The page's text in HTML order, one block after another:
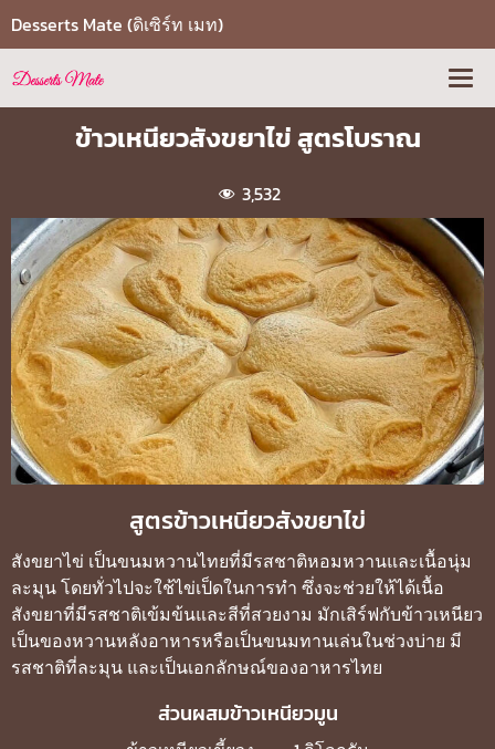
Desserts Mate (ดิเซิร์ท เมท)
ข้าวเหนียวสังขยาไข่ สูตรโบราณ
3,532
สูตรข้าวเหนียวสังขยาไข่
สังขยาไข่ เป็นขนมหวานไทยที่มีรสชาติหอมหวานและเนื้อนุ่ม
ละมุน โดยทั่วไปจะใช้ไข่เป็ดในการทำ ซึ่งจะช่วยให้ได้เนื้อ
สังขยาที่มีรสชาติเข้มข้นและสีที่สวยงาม มักเสิร์ฟกับข้าวเหนียว
เป็นของหวานหลังอาหารหรือเป็นขนมทานเล่นในช่วงบ่าย มี
รสชาติที่ละมุน และเป็นเอกลักษณ์ของอาหารไทย
ส่วนผสมข้าวเหนียวมูน